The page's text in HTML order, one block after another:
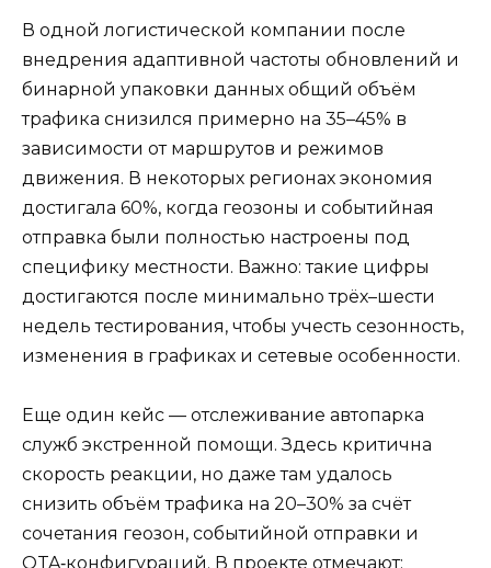
В одной логистической компании после
внедрения адаптивной частоты обновлений и
бинарной упаковки данных общий объём
трафика снизился примерно на 35–45% в
зависимости от маршрутов и режимов
движения. В некоторых регионах экономия
достигала 60%, когда геозоны и событийная
отправка были полностью настроены под
специфику местности. Важно: такие цифры
достигаются после минимально трёх–шести
недель тестирования, чтобы учесть сезонность,
изменения в графиках и сетевые особенности.
Еще один кейс — отслеживание автопарка
служб экстренной помощи. Здесь критична
скорость реакции, но даже там удалось
снизить объём трафика на 20–30% за счёт
сочетания геозон, событийной отправки и
OTA‑конфигураций. В проекте отмечают: